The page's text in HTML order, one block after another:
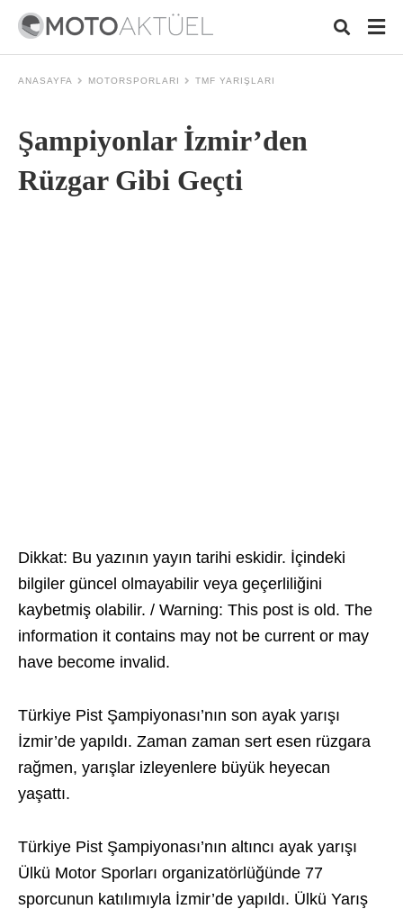
ANASAYFA MOTORSPORLARI TMF YARIŞLARI
Şampiyonlar İzmir’den
Rüzgar Gibi Geçti
Dikkat: Bu yazının yayın tarihi eskidir. İçindeki
bilgiler güncel olmayabilir veya geçerliliğini
kaybetmiş olabilir. / Warning: This post is old. The
information it contains may not be current or may
have become invalid.
Türkiye Pist Şampiyonası’nın son ayak yarışı
İzmir’de yapıldı. Zaman zaman sert esen rüzgara
rağmen, yarışlar izleyenlere büyük heyecan
yaşattı.
Türkiye Pist Şampiyonası’nın altıncı ayak yarışı
Ülkü Motor Sporları organizatörlüğünde 77
sporcunun katılımıyla İzmir’de yapıldı. Ülkü Yarış